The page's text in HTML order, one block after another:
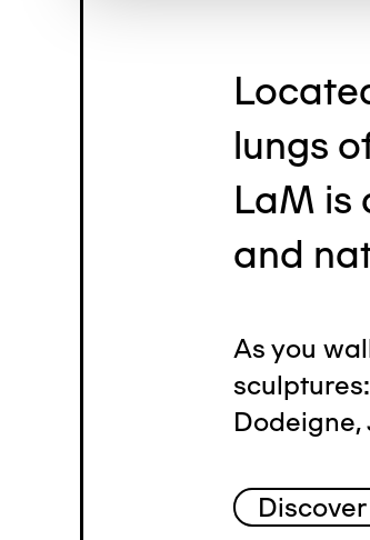
lungs
LaM is
and
As you
Dodeigne,